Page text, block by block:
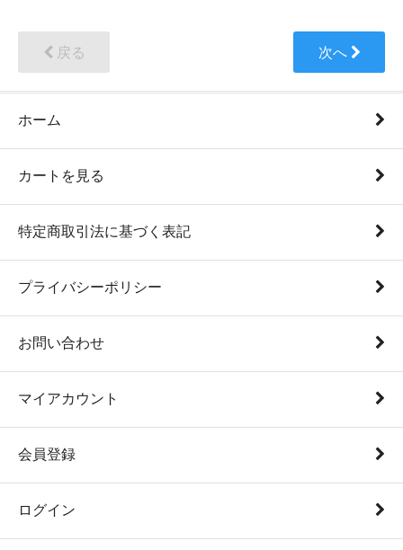
戻る 次へ
ホーム
カートを見る
特定商取引法に基づく表記
プライバシーポリシー
お問い合わせ
マイアカウント
会員登録
ログイン